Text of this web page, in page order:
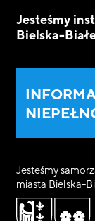
Jesteśmy
Bielska-
Jesteśmy
miasta Bielska-